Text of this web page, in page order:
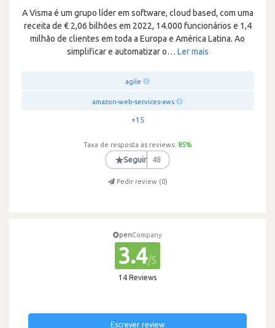
A Visma é um grupo líder em software, cloud based, com uma
receita de € 2,06 bilhões em 2022, 14.000 funcionários e 1,4
milhão de clientes em toda a Europa e América Latina. Ao
simplificar e automatizar o… Ler mais
agile
amazon-web-services-aws
+15
Taxa de resposta às reviews: 85%
★Seguir 48
Pedir review (0)
penCompany
3.4/5
14 Reviews
Escrever review